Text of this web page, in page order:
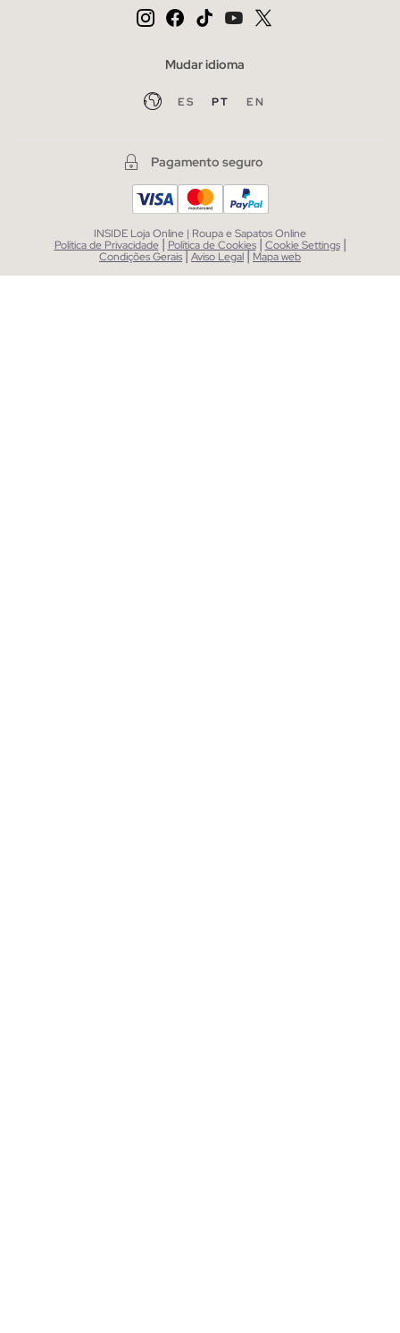
Mudar idioma
ES PT EN
Pagamento seguro
INSIDE Loja Online | Roupa e Sapatos Online
Política de Privacidade | Política de Cookies | Cookie Settings |
Condições Gerais|Aviso Legal| Mapa web